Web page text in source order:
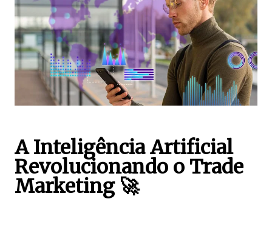
A Inteligência Artificial
Revolucionando o Trade
Marketing 🚀